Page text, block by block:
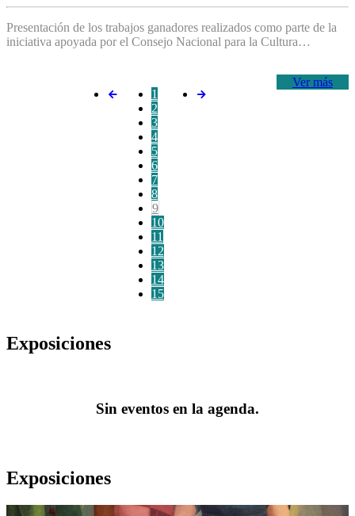
Presentación de los trabajos ganadores realizados como parte de la
iniciativa apoyada por el Consejo Nacional para la Cultura…
Ver más
1
2
3
4
5
6
7
8
9
10
11
12
13
14
15
Exposiciones
Sin eventos en la agenda.
Exposiciones